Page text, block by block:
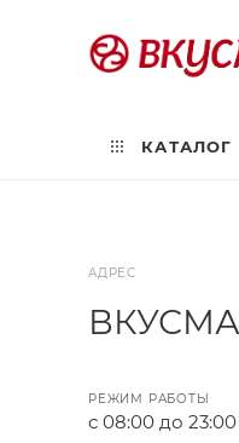
КАТАЛОГ
АДРЕС
РЕЖИМ РАБОТЫ
с 08:00 до 23:00